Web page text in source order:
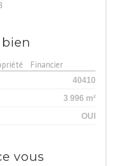
Financier
40410
3 996 m²
OUI
vous